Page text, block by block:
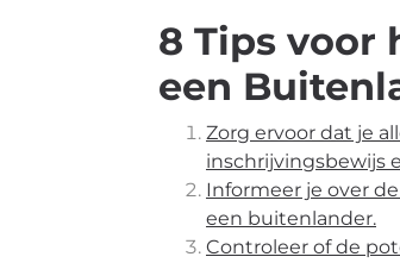
8 Tips voor
een
Zorg ervoor dat je
inschrijvingsbewijs
Informeer je over
een buitenlander.
Controleer of de